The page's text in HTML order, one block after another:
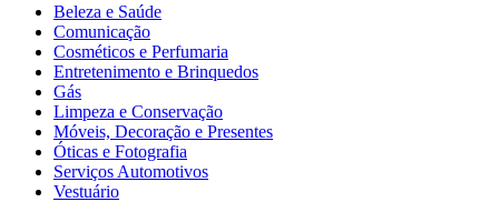
Beleza e Saúde
Comunicação
Cosméticos e Perfumaria
Entretenimento e Brinquedos
Gás
Limpeza e Conservação
Móveis, Decoração e Presentes
Óticas e Fotografia
Serviços Automotivos
Vestuário